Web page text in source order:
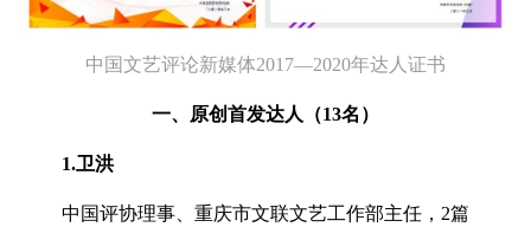
中国文艺评论新媒体2017—2020年达人证书
一、原创首发达人（13名）
1.卫洪
中国评协理事、重庆市文联文艺工作部主任，2篇